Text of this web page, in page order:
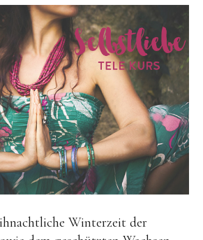
Kartensets
Magic
Mood Mist
Eau de Parfum
Vom Traum zum
Blüten- &
Story
über Corinna
Winterzeit der